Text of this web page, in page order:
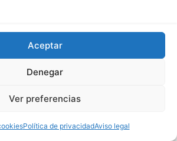
Aceptar
Denegar
Ver preferencias
Política de privacidadAviso legal
cualquier hecho que
a título enunciativo, su robo,
no autorizado, con el fin de
cancelación. En
la empresa quedará
responsabilidad que